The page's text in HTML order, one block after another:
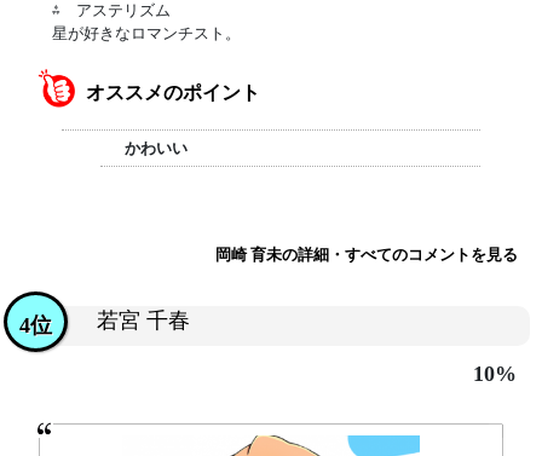
⁂ アステリズム
星が好きなロマンチスト。
オススメのポイント
かわいい
岡崎 育未の詳細・すべてのコメントを見る
若宮 千春
4位
10%